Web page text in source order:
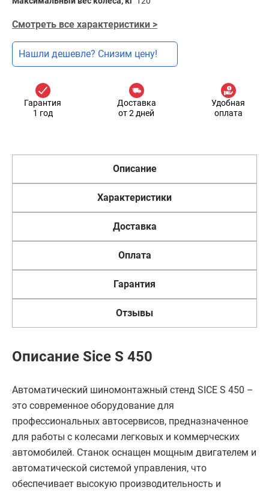
Смотреть все характеристики >
Нашли дешевле? Снизим цену!
Гарантия
1 год
Доставка
от 2 дней
Удобная
оплата
Описание
Характеристики
Доставка
Оплата
Гарантия
Отзывы
Описание Sice S 450
Автоматический шиномонтажный стенд SICE S 450 –
это современное оборудование для
профессиональных автосервисов, предназначенное
для работы с колесами легковых и коммерческих
автомобилей. Станок оснащен мощным двигателем и
автоматической системой управления, что
обеспечивает высокую производительность и